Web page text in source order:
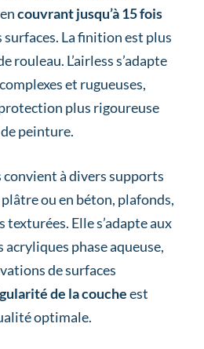
couvrant jusqu’à 15 fois
surfaces. La finition est plus
rouleau. L’airless s’adapte
et rugueuses,
plus rigoureuse
peinture.
convient à divers supports
ou en béton, plafonds,
texturées. Elle s’adapte aux
phase aqueuse,
de surfaces
de la coucheest
optimale.